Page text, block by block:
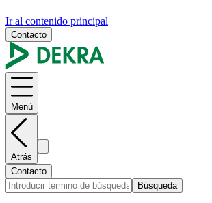
Ir al contenido principal
Contacto
Menú
Atrás
Contacto
Búsqueda